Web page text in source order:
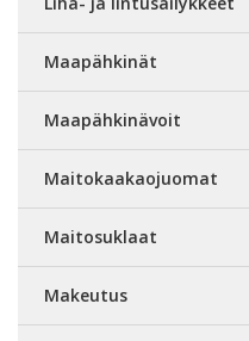
Maapähkinät
Maapähkinävoit
Maitokaakaojuomat
Maitosuklaat
Makeutus